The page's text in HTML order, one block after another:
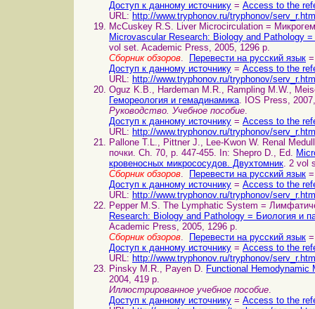
Доступ к данному источнику = Access to the
URL: http://www.tryphonov.ru/tryphonov/
McCuskey R.S. Liver Microcirculation =
Microvascular Research: Biology and Pathology
vol set. Academic Press, 2005, 1296 p.
Сборник обзоров. Перевести на русский язык =
Доступ к данному источнику = Access to the
URL: http://www.tryphonov.ru/tryphonov/
Oguz K.B., Hardeman M.R., Rampling M.W.,
Гемореология и гемадинамика. IOS Press,
Руководство. Учебное пособие.
Доступ к данному источнику = Access to the
URL: http://www.tryphonov.ru/tryphonov/
Pallone T.L., Pittner J., Lee-Kwon W. Renal
почки. Ch. 70, p. 447-455. In: Shepro D., Ed.
кровеносных микрососудов. Двухтомник. 2 vol
Сборник обзоров. Перевести на русский язык =
Доступ к данному источнику = Access to the
URL: http://www.tryphonov.ru/tryphonov/
Pepper M.S. The Lymphatic System =
Research: Biology and Pathology = Биология и
Academic Press, 2005, 1296 p.
Сборник обзоров. Перевести на русский язык =
Доступ к данному источнику = Access to the
URL: http://www.tryphonov.ru/tryphonov/
Pinsky M.R., Payen D. Functional Hemodynamic
2004, 419 p.
Иллюстрированное учебное пособие.
Доступ к данному источнику = Access to the